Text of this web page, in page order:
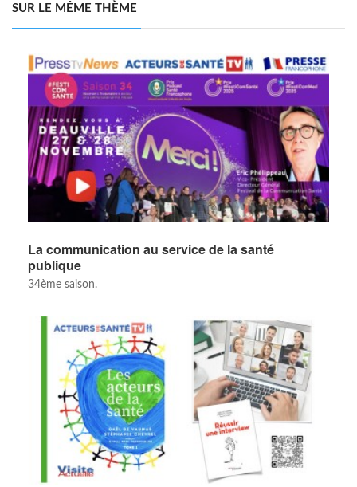
SUR LE MÊME THÈME
La communication au service de la santé
publique
34ème saison.